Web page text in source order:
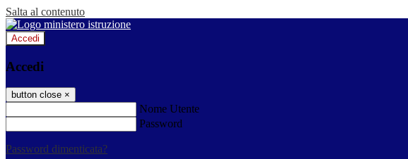
Salta al contenuto
Accedi
Accedi
button close ×
Nome Utente
Password
Password dimenticata?